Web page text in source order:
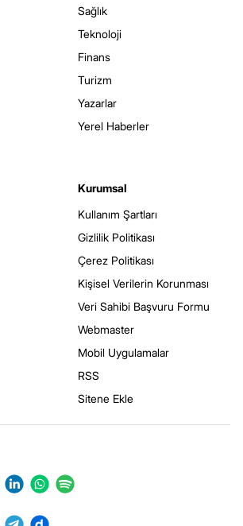
Sağlık
Teknoloji
Finans
Turizm
Yazarlar
Yerel Haberler
Kurumsal
Kullanım Şartları
Gizlilik Politikası
Çerez Politikası
Kişisel Verilerin Korunması
Veri Sahibi Başvuru Formu
Webmaster
Mobil Uygulamalar
RSS
Sitene Ekle